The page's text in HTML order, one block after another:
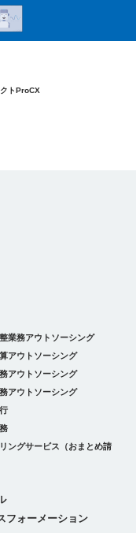
トProCX
業務アウトソーシング
アウトソーシング
アウトソーシング
アウトソーシング
ングサービス （おまとめ請
トランスフォーメーション
フォーメーション